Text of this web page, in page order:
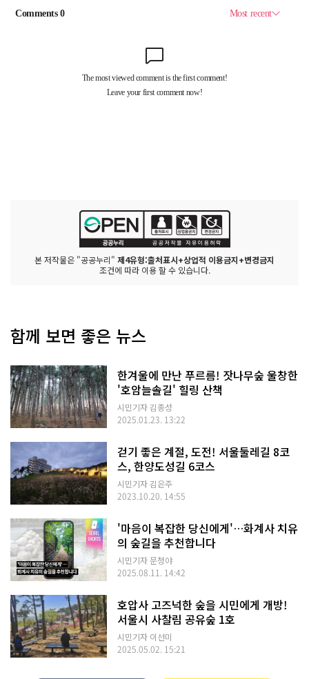
본 저작물은 "공공누리" 제4유형:출처표시+상업적 이용금지+변경금지
조건에 따라 이용 할 수 있습니다.
함께 보면 좋은 뉴스
한겨울에 만난 푸르름! 잣나무숲 울창한
'호암늘솔길' 힐링 산책
시민기자 김종성
2025.01.23. 13:22
걷기 좋은 계절, 도전! 서울둘레길 8코
스, 한양도성길 6코스
시민기자 김은주
2023.10.20. 14:55
'마음이 복잡한 당신에게'…화계사 치유
의 숲길을 추천합니다
시민기자 문청야
2025.08.11. 14:42
호압사 고즈넉한 숲을 시민에게 개방!
서울시 사찰림 공유숲 1호
시민기자 이선미
2025.05.02. 15:21